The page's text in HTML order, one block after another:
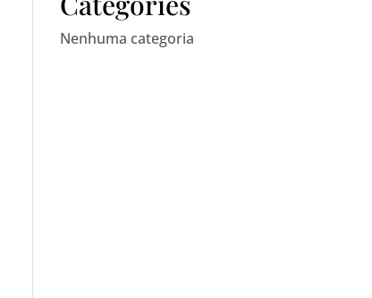
Nenhuma categoria